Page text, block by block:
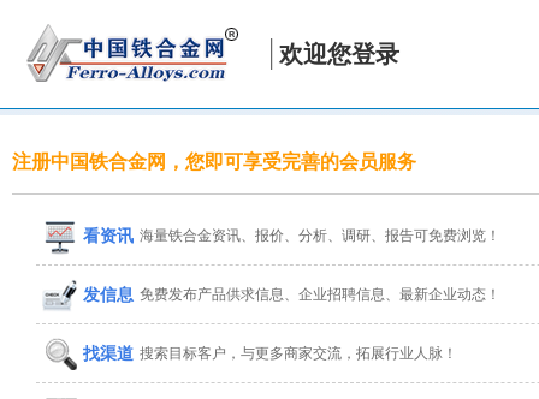
欢迎您登录
注册中国铁合金网，您即可享受完善的会员服务
看资讯 海量铁合金资讯、报价、分析、调研、报告可免费浏览！
发信息 免费发布产品供求信息、企业招聘信息、最新企业动态！
找渠道 搜索目标客户，与更多商家交流，拓展行业人脉！